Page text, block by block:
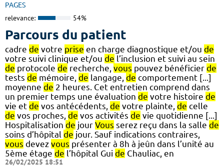
PAGES
relevance: 54%
Parcours du patient
cadre de votre prise en charge diagnostique et/ou de
votre suivi clinique et/ou de l’inclusion et suivi au sein
de protocole de recherche, vous pouvez bénéficier de
tests de mémoire, de langage, de comportement [...]
moyenne de 2 heures. Cet entretien comprend dans
un premier temps une évaluation de votre histoire de
vie et de vos antécédents, de votre plainte, de celle
de vos proches, de vos activités de vie quotidienne [...]
Hospitalisation de jour Vous serez reçu dans la salle de
soins d’hôpital de jour. Sauf indications contraires,
vous devez vous présenter à 8h à jeûn dans l’unité au
5ème étage de l’hôpital Gui de Chauliac, en
26/02/2025 18:51